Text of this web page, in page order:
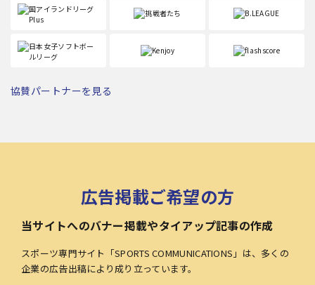
協賛パートナーを見る
広告掲載ご希望の方
当サイトへのバナー掲載やタイアップ記事の作成
スポーツ専門サイト「SPORTS COMMUNICATIONS」は、多くの
企業の広告出稿により成り立っています。